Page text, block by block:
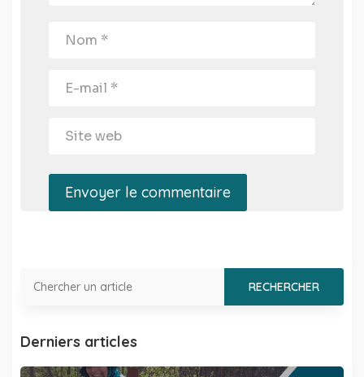
Envoyer le commentaire
Derniers articles